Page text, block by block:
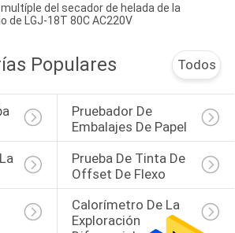
del secador de helada de la
de LGJ-18T 80C AC220V
Populares Todos
Pruebador De
Embalajes De Papel
Prueba De Tinta De
Offset De Flexo
Calorímetro De La
Exploración